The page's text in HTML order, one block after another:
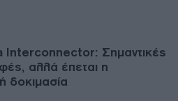
Interconnector: Σημαντικές
αλλά έπεται η
δοκιμασία